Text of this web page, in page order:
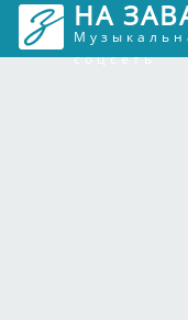
НА
соцсеть